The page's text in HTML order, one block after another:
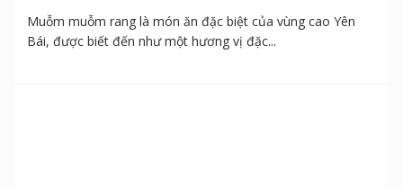
Hướng dẫn chế biến món ngon
Muỗm muỗm rang: Đặc sản độc đáo của Yên Bái